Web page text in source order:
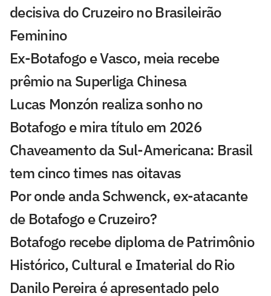
decisiva do Cruzeiro no Brasileirão
Feminino
Ex-Botafogo e Vasco, meia recebe
prêmio na Superliga Chinesa
Lucas Monzón realiza sonho no
Botafogo e mira título em 2026
Chaveamento da Sul-Americana: Brasil
tem cinco times nas oitavas
Por onde anda Schwenck, ex-atacante
de Botafogo e Cruzeiro?
Botafogo recebe diploma de Patrimônio
Histórico, Cultural e Imaterial do Rio
Danilo Pereira é apresentado pelo